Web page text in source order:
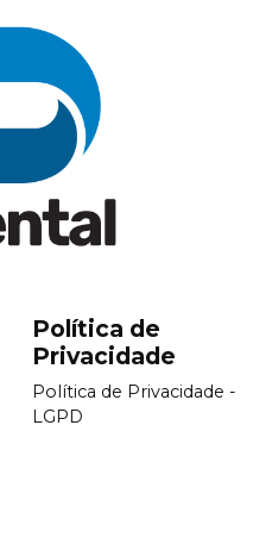
Política de
Privacidade
Política de Privacidade -
LGPD